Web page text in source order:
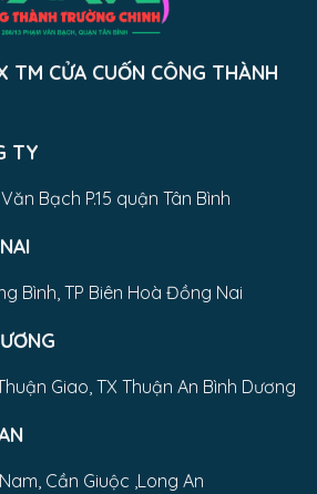
TM CỬA CUỐN CÔNG THÀNH
TY
Bạch P.15 quận Tân Bình
Bình, TP Biên Hoà Đồng Nai
Giao, TX Thuận An Bình Dương
Cần Giuộc ,Long An